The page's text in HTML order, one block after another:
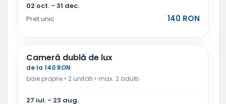
02 oct. - 31 dec.
Pret unic
140 RON
Cameră dublă de lux
de la 140 RON
baie proprie • 2 unitati • max. 2 adulti
27 iul. - 23 aug.